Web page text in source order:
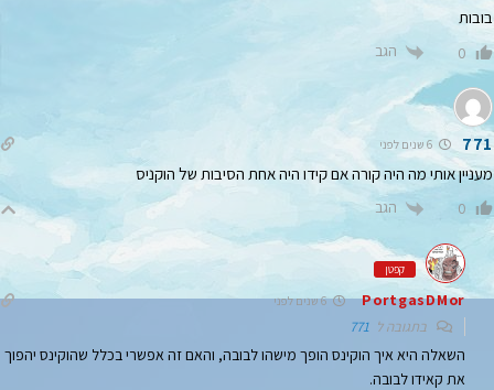
בובות
0 הגב
771 6 שנים לפני
מעניין אותי מה היה קורה אם קידו היה אחת הסיבות של הוקניס
0 הגב
קפטן
PortgasDMor 6 שנים לפני
בתגובה ל 771
השאלה היא איך הוקינס הופך מישהו לבובה, והאם זה אפשרי בכלל שהוקינס יהפוך
את קאידו לבובה.